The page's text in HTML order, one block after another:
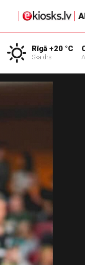
Rīgā +20 °C
Skaidrs